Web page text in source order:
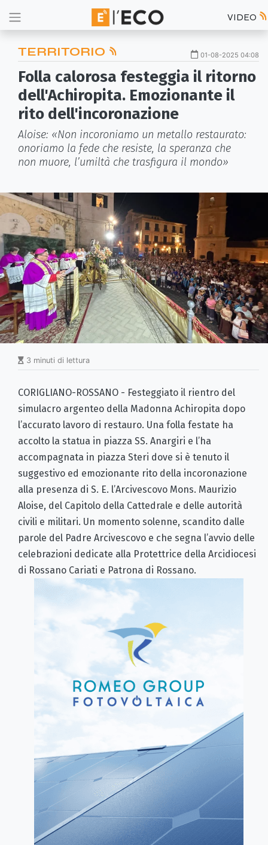
VIDEO
TERRITORIO 01-08-2025 04:08
Folla calorosa festeggia il ritorno
dell'Achiropita. Emozionante il
rito dell'incoronazione
Aloise: «Non incoroniamo un metallo restaurato:
onoriamo la fede che resiste, la speranza che
non muore, l’umiltà che trasfigura il mondo»
3 minuti di lettura
CORIGLIANO-ROSSANO - Festeggiato il rientro del
simulacro argenteo della Madonna Achiropita dopo
l’accurato lavoro di restauro. Una folla festate ha
accolto la statua in piazza SS. Anargiri e l’ha
accompagnata in piazza Steri dove si è tenuto il
suggestivo ed emozionante rito della incoronazione
alla presenza di S. E. l’Arcivescovo Mons. Maurizio
Aloise, del Capitolo della Cattedrale e delle autorità
civili e militari. Un momento solenne, scandito dalle
parole del Padre Arcivescovo e che segna l’avvio delle
celebrazioni dedicate alla Protettrice della Arcidiocesi
di Rossano Cariati e Patrona di Rossano.